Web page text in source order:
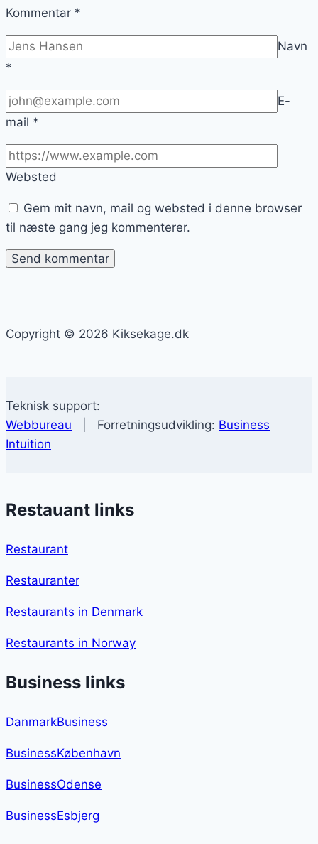
Kommentar *
Navn
*
E-
mail *
Websted
Gem mit navn, mail og websted i denne browser
til næste gang jeg kommenterer.
Copyright © 2026 Kiksekage.dk
Teknisk support:
Webbureau | Forretningsudvikling: Business
Intuition
Restauant links
Restaurant
Restauranter
Restaurants in Denmark
Restaurants in Norway
Business links
DanmarkBusiness
BusinessKøbenhavn
BusinessOdense
BusinessEsbjerg